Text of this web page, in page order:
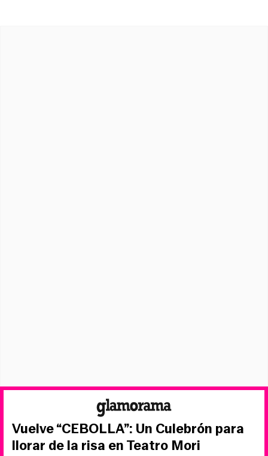
Vuelve “CEBOLLA”: Un Culebrón para
llorar de la risa en Teatro Mori